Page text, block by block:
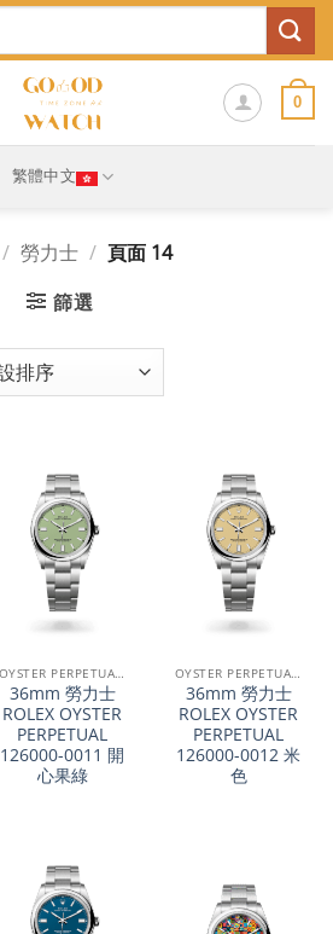
0
繁體中文
/ 勞力士 / 頁面 14
篩選
OYSTER PERPETUAL系列
36mm 勞力士
ROLEX OYSTER
PERPETUAL
126000-0011 開
心果綠
OYSTER PERPETUAL系列
36mm 勞力士
ROLEX OYSTER
PERPETUAL
126000-0012 米
色